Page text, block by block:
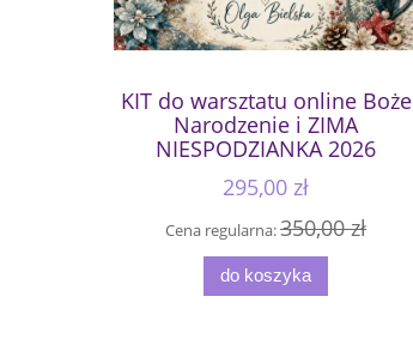
KIT do warsztatu online Boże
Narodzenie i ZIMA
NIESPODZIANKA 2026
295,00 zł
Cena regularna:350,00 zł
do koszyka